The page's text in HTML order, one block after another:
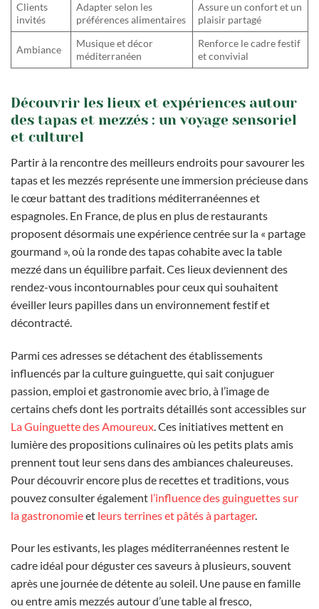
Clients
invités
Adapter selon les
préférences alimentaires
Assure un confort et un
plaisir partagé
Ambiance
Musique et décor
méditerranéen
Renforce le cadre festif
et convivial
Découvrir les lieux et expériences autour
des tapas et mezzés : un voyage sensoriel
et culturel
Partir à la rencontre des meilleurs endroits pour savourer les
tapas et les mezzés représente une immersion précieuse dans
le cœur battant des traditions méditerranéennes et
espagnoles. En France, de plus en plus de restaurants
proposent désormais une expérience centrée sur la « partage
gourmand », où la ronde des tapas cohabite avec la table
mezzé dans un équilibre parfait. Ces lieux deviennent des
rendez-vous incontournables pour ceux qui souhaitent
éveiller leurs papilles dans un environnement festif et
décontracté.
Parmi ces adresses se détachent des établissements
influencés par la culture guinguette, qui sait conjuguer
passion, emploi et gastronomie avec brio, à l’image de
certains chefs dont les portraits détaillés sont accessibles sur
La Guinguette des Amoureux . Ces initiatives mettent en
lumière des propositions culinaires où les petits plats amis
prennent tout leur sens dans des ambiances chaleureuses.
Pour découvrir encore plus de recettes et traditions, vous
pouvez consulter également l’influence des guinguettes sur
la gastronomieet leurs terrines et pâtés à partager.
Pour les estivants, les plages méditerranéennes restent le
cadre idéal pour déguster ces saveurs à plusieurs, souvent
après une journée de détente au soleil. Une pause en famille
ou entre amis mezzés autour d’une table al fresco,